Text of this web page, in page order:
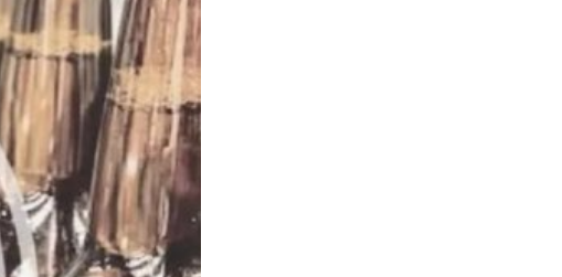
Противодействие коррупции
Градостроительная деятельность
на
в
по
Формирование комфортной
городской среды
Бюджет для граждан
Пространственные сведения